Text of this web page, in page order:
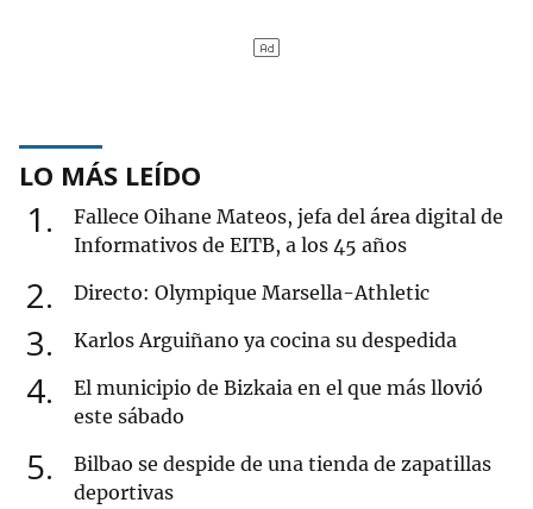
LO MÁS LEÍDO
1
Fallece Oihane Mateos, jefa del área digital de
Informativos de EITB, a los 45 años
2 Directo: Olympique Marsella-Athletic
3 Karlos Arguiñano ya cocina su despedida
4
El municipio de Bizkaia en el que más llovió
este sábado
5
Bilbao se despide de una tienda de zapatillas
deportivas